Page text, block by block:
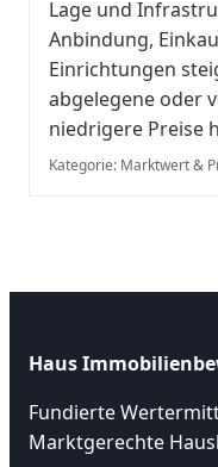
Lage und
Anbindung,
Einrichtungen
abgelegene oder
niedrigere Preise
Kategorie: Marktwert &
Haus
Fundierte
Marktgerechte